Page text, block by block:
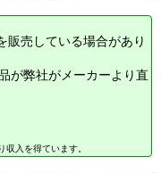
販売している場合があり
が弊社がメーカーより直
入を得ています。